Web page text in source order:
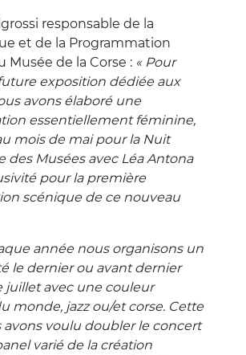
responsable de la
et de la Programmation
Musée de la Corse : « Pour
exposition dédiée aux
avons élaboré une
essentiellement féminine,
mois de mai pour la Nuit
des Musées avec Léa Antona
pour la première
scénique de ce nouveau
année nous organisons un
le dernier ou avant dernier
juillet avec une couleur
monde, jazz ou/et corse. Cette
avons voulu doubler le concert
varié de la création